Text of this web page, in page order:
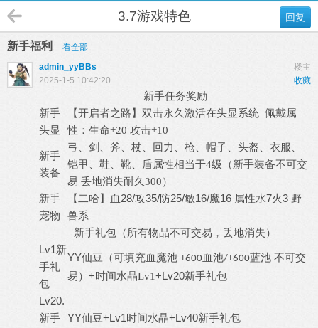
回复
3.7游戏特色
新手福利
看全部
楼主
admin_yyBBs
收藏
2025-1-5 10:42:20
新手任务奖励
新手
头显
【开启者之路】 双击永久激活在头显系统 佩戴属
性：生命+20 攻击+10
新手
装备
弓、剑、斧、杖、回力、枪、帽子、头盔、衣服、
铠甲、鞋、靴、盾属性相当于4级（新手装备不可交
易 丢地消失耐久300）
新手
宠物
【二哈】血28/攻35/防25/敏16/魔16 属性水7火3 野
兽系
新手礼包（所有物品不可交易，丢地消失）
Lv1新
手礼
包
YY仙豆 （可填充血魔池 +600血池/+600蓝池 不可交
易） +时间水晶Lv1+Lv20新手礼包
Lv20.
新手 YY仙豆+Lv1时间水晶+Lv40新手礼包